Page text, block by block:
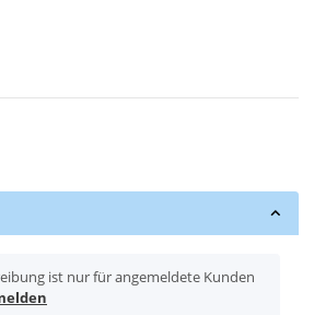
ist nur für angemeldete Kunden